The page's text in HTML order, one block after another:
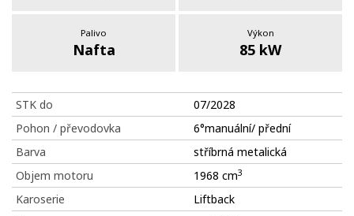
Palivo
Nafta
Výkon
85 kW
STK do
07/2028
Pohon / převodovka
6°manuální/ přední
Barva
stříbrná metalická
Objem motoru
1968 cm3
Karoserie
Liftback